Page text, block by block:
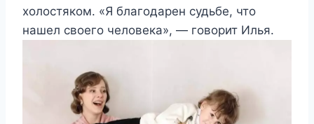
холостяком. «Я благодарен судьбе, что
нашел своего человека», — говорит Илья.